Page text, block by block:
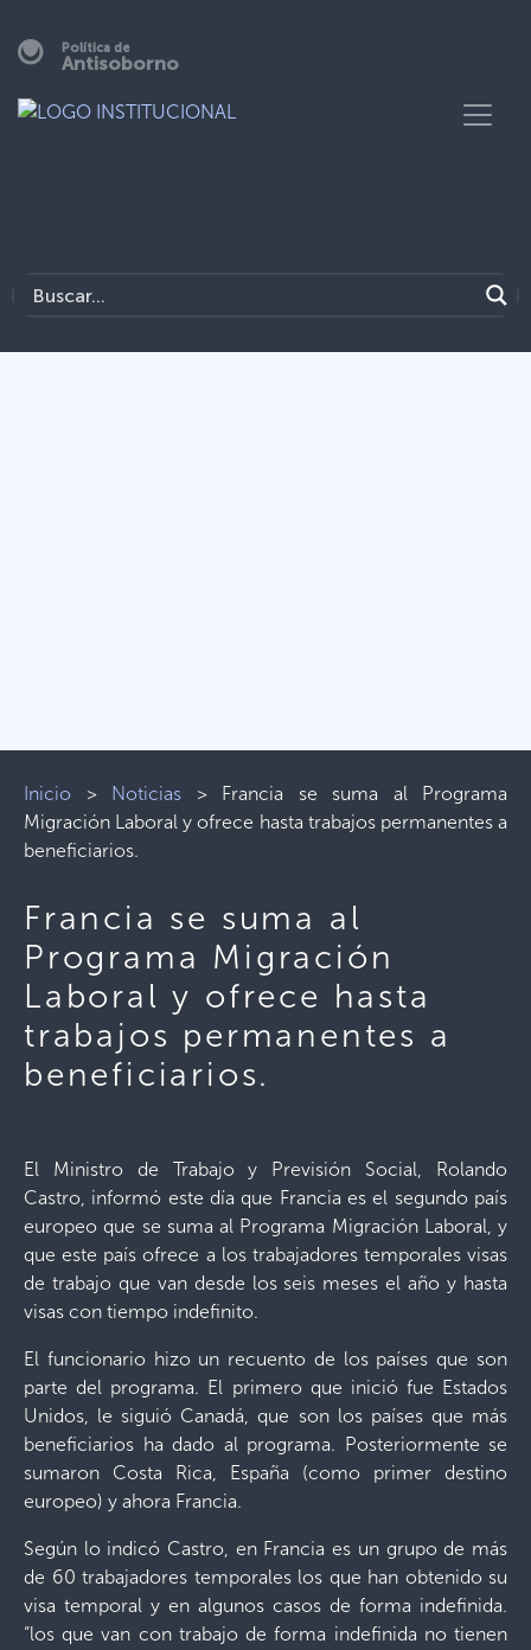
Política de
Antisoborno
Inicio > Noticias > Francia se suma al Programa
Migración Laboral y ofrece hasta trabajos permanentes a
beneficiarios.
Francia se suma al
Programa Migración
Laboral y ofrece hasta
trabajos permanentes a
beneficiarios.
El Ministro de Trabajo y Previsión Social, Rolando
Castro, informó este día que Francia es el segundo país
europeo que se suma al Programa Migración Laboral, y
que este país ofrece a los trabajadores temporales visas
de trabajo que van desde los seis meses el año y hasta
visas con tiempo indefinito.
El funcionario hizo un recuento de los países que son
parte del programa. El primero que inició fue Estados
Unidos, le siguió Canadá, que son los países que más
beneficiarios ha dado al programa. Posteriormente se
sumaron Costa Rica, España (como primer destino
europeo) y ahora Francia.
Según lo indicó Castro, en Francia es un grupo de más
de 60 trabajadores temporales los que han obtenido su
visa temporal y en algunos casos de forma indefinida.
“los que van con trabajo de forma indefinida no tienen